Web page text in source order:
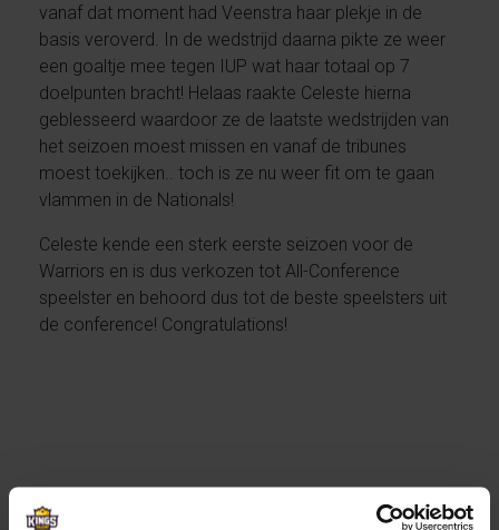
vanaf dat moment had Veenstra haar plekje in de
basis veroverd. In de wedstrijd daarna pikte ze weer
een goaltje mee tegen IUP wat haar totaal op 7
doelpunten bracht! Helaas raakte Celeste hierna
geblesseerd waardoor ze de laatste wedstrijden van
het seizoen moest missen en vanaf de tribunes
moest toekijken.. toch is ze nu weer fit om te gaan
vlammen in de Nationals!
Celeste kende een sterk eerste seizoen voor de
Warriors en is dus verkozen tot All-Conference
speelster en behoord dus tot de beste speelsters uit
de conference! Congratulations!
Donderdag neemt ze het dus op tegen PACE..